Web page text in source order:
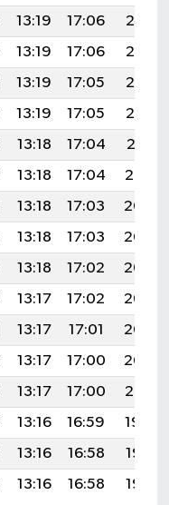
13:19 17:06
20:16
13:19 17:06
20:15
13:19 17:05
20:13
13:19 17:05
20:12
13:18 17:04
20:11
13:18 17:04
20:10
13:18 17:03
20:08
13:18 17:03
20:07
13:18 17:02
20:06
13:17 17:02
20:05
13:17 17:01
20:03
13:17 17:00
20:02
13:17 17:00
20:01
13:16 16:59
19:59
13:16 16:58
19:58
13:16 16:58 19:56